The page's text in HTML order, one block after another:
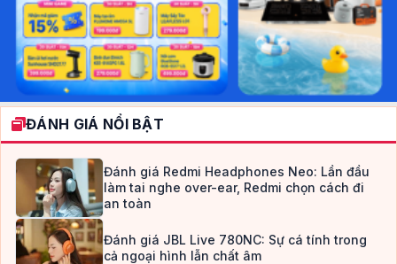
ĐÁNH GIÁ NỔI BẬT
Đánh giá Redmi Headphones Neo: Lần đầu
làm tai nghe over-ear, Redmi chọn cách đi
an toàn
Đánh giá JBL Live 780NC: Sự cá tính trong
cả ngoại hình lẫn chất âm